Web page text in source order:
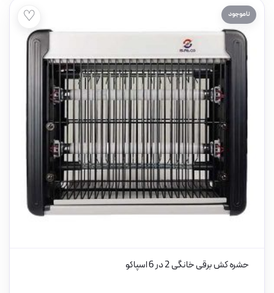
ناموجود ♡
حشره کش برقی خانگی 2 در 6 اسپاکو